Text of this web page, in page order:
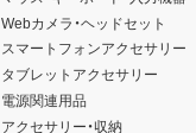
Webカメラ・ヘッドセット
スマートフォンアクセサリー
タブレットアクセサリー
電源関連用品
アクセサリー・収納